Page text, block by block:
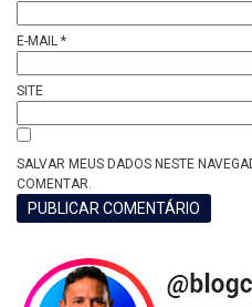
E-MAIL *
SITE
SALVAR MEUS DADOS NESTE
COMENTAR.